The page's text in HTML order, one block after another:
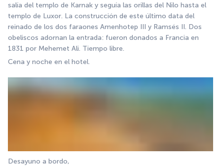
salía del templo de Karnak y seguía las orillas del Nilo hasta el
templo de Luxor. La construcción de este último data del
reinado de los dos faraones Amenhotep III y Ramsés II. Dos
obeliscos adornan la entrada: fueron donados a Francia en
1831 por Mehemet Ali. Tiempo libre.
Cena y noche en el hotel.
Desayuno a bordo,